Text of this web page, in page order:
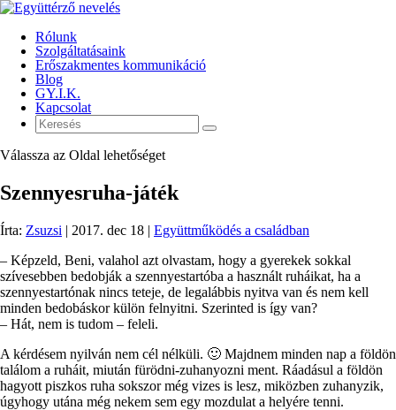
Rólunk
Szolgáltatásaink
Erőszakmentes kommunikáció
Blog
GY.I.K.
Kapcsolat
Válassza az Oldal lehetőséget
Szennyesruha-játék
Írta: Zsuzsi | 2017. dec 18 | Együttműködés a családban
– Képzeld, Beni, valahol azt olvastam, hogy a gyerekek sokkal
szívesebben bedobják a szennyestartóba a használt ruháikat, ha a
szennyestartónak nincs teteje, de legalábbis nyitva van és nem kell
minden bedobáskor külön felnyitni. Szerinted is így van?
– Hát, nem is tudom – feleli.
A kérdésem nyilván nem cél nélküli. 🙂 Majdnem minden nap a földön
találom a ruháit, miután fürödni-zuhanyozni ment. Ráadásul a földön
hagyott piszkos ruha sokszor még vizes is lesz, miközben zuhanyzik,
úgyhogy utána még nekem sem egy mozdulat a helyére tenni.